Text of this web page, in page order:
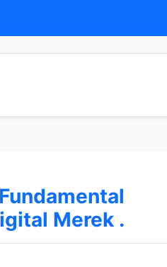
Merek .